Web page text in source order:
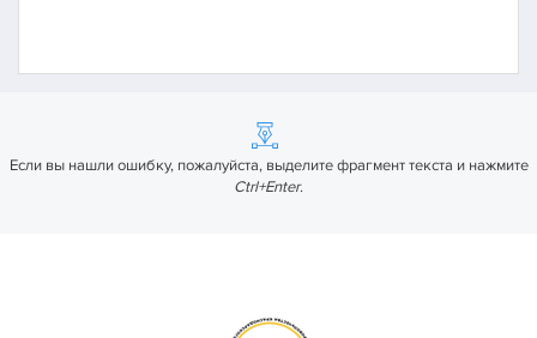
Если вы нашли ошибку, пожалуйста, выделите фрагмент текста и нажмите
Ctrl+Enter.